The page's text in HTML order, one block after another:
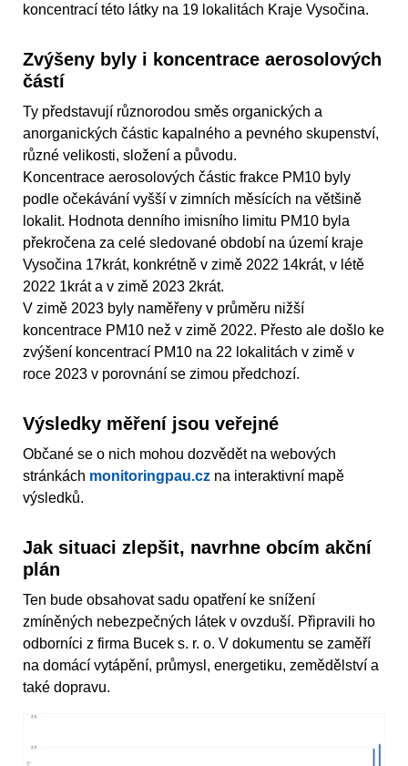
koncentrací této látky na 19 lokalitách Kraje Vysočina.
Zvýšeny byly i koncentrace aerosolových
částí
Ty představují různorodou směs organických a
anorganických částic kapalného a pevného skupenství,
různé velikosti, složení a původu.
Koncentrace aerosolových částic frakce PM10 byly
podle očekávání vyšší v zimních měsících na většině
lokalit. Hodnota denního imisního limitu PM10 byla
překročena za celé sledované období na území kraje
Vysočina 17krát, konkrétně v zimě 2022 14krát, v létě
2022 1krát a v zimě 2023 2krát.
V zimě 2023 byly naměřeny v průměru nižší
koncentrace PM10 než v zimě 2022. Přesto ale došlo ke
zvýšení koncentrací PM10 na 22 lokalitách v zimě v
roce 2023 v porovnání se zimou předchozí.
Výsledky měření jsou veřejné
Občané se o nich mohou dozvědět na webových
stránkách monitoringpau.cz na interaktivní mapě
výsledků.
Jak situaci zlepšit, navrhne obcím akční
plán
Ten bude obsahovat sadu opatření ke snížení
zmíněných nebezpečných látek v ovzduší. Připravili ho
odborníci z firma Bucek s. r. o. V dokumentu se zaměří
na domácí vytápění, průmysl, energetiku, zemědělství a
také dopravu.